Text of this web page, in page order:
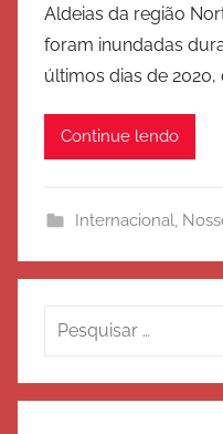
Aldeias da região
foram inundadas
últimos dias de
Continue lendo
Internacional
Pesquisar